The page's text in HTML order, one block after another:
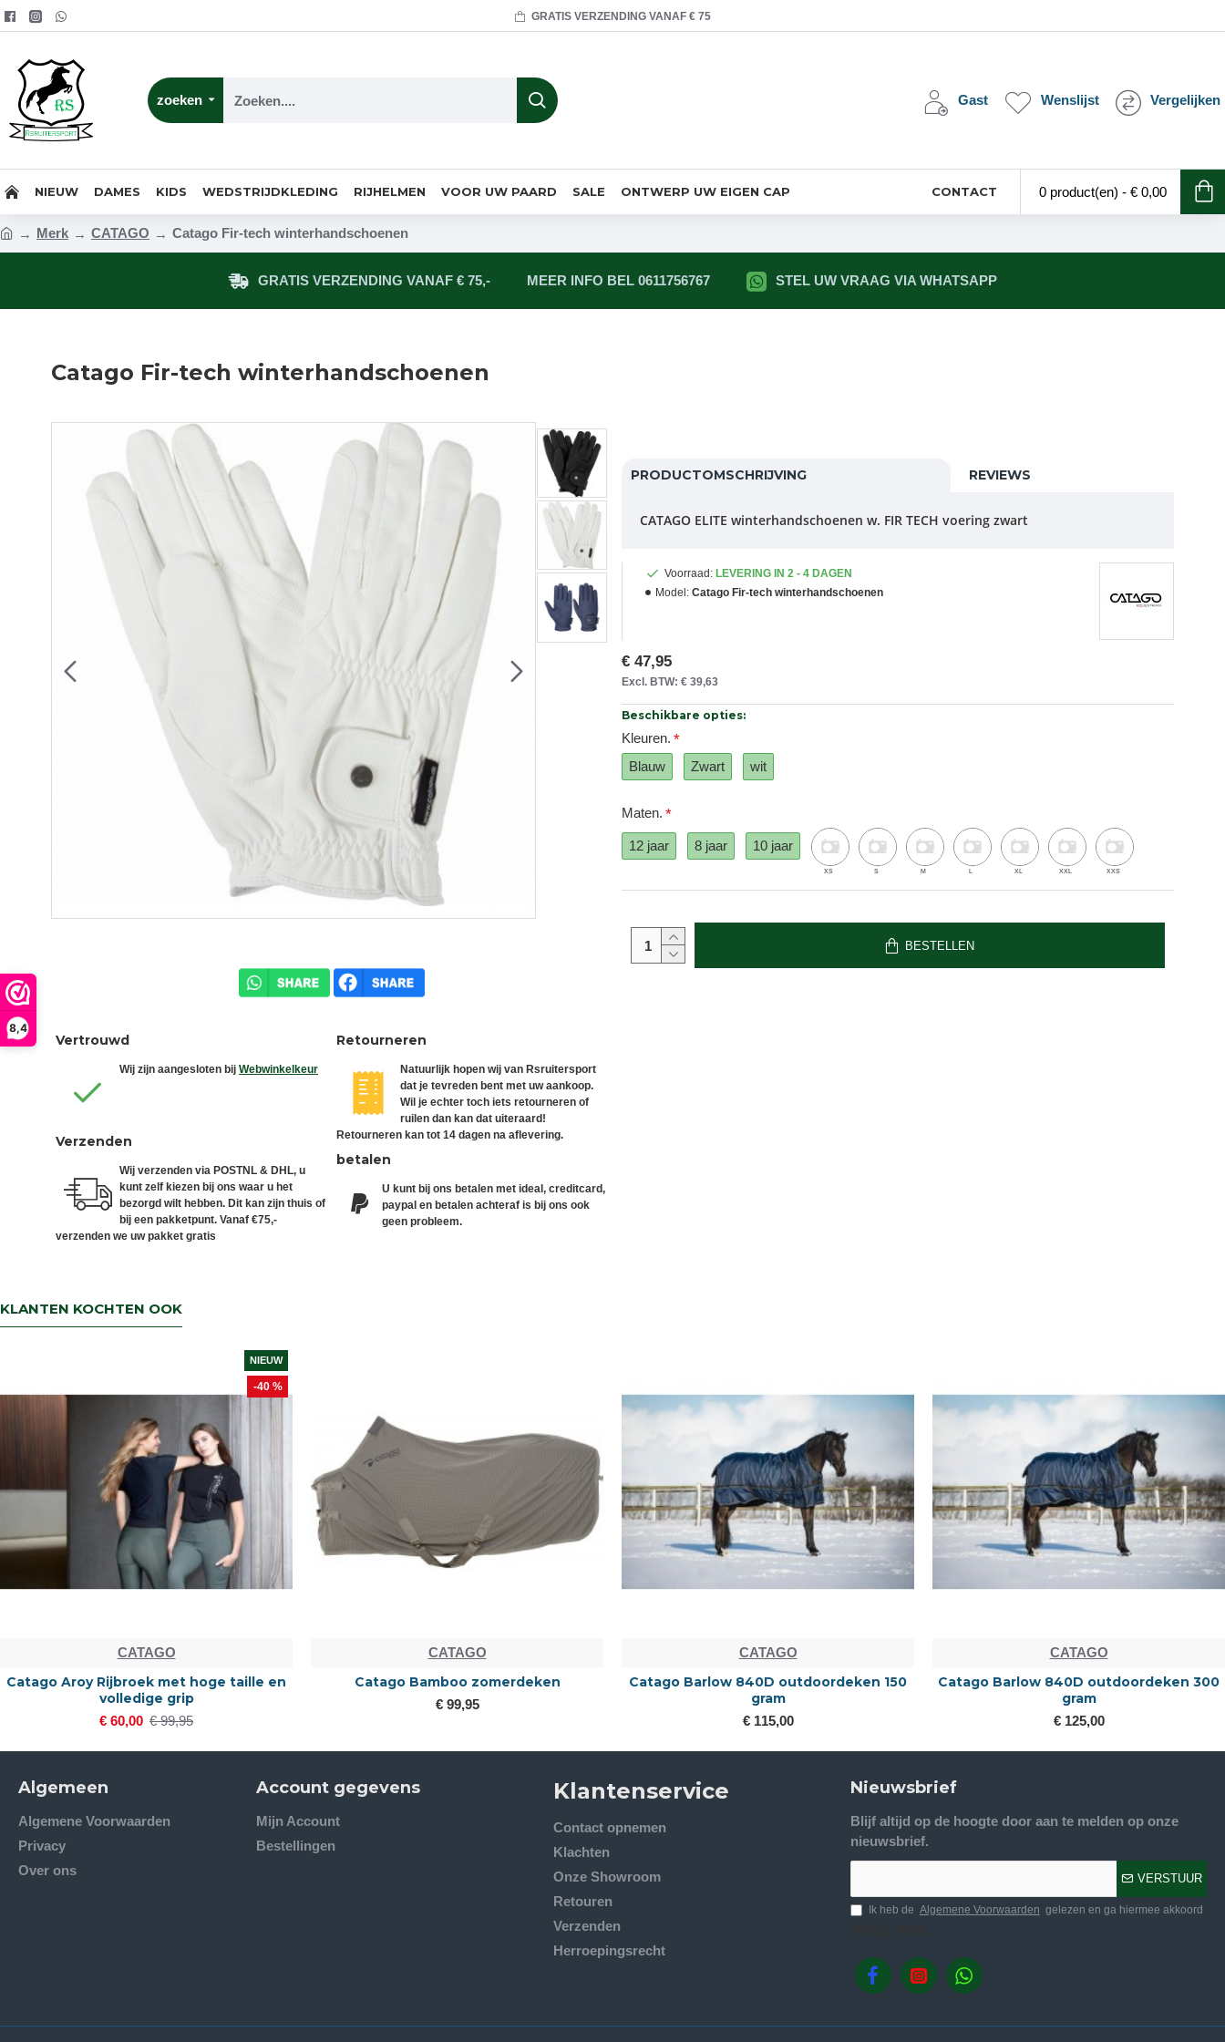
8,4
GRATIS VERZENDING VANAF € 75
zoeken Gast Wenslijst Vergelijken
NIEUW DAMES KIDS WEDSTRIJDKLEDING RIJHELMEN VOOR UW PAARD SALE ONTWERP UW EIGEN CAP CONTACT 0 product(en) - € 0,00
Merk CATAGO Catago Fir-tech winterhandschoenen
GRATIS VERZENDING VANAF € 75,- MEER INFO BEL 0611756767 STEL UW VRAAG VIA WHATSAPP
Catago Fir-tech winterhandschoenen
Vertrouwd
Wij zijn aangesloten bij Webwinkelkeur
Verzenden
Wij verzenden via POSTNL & DHL, u
kunt zelf kiezen bij ons waar u het
bezorgd wilt hebben. Dit kan zijn thuis of
bij een pakketpunt. Vanaf €75,-
verzenden we uw pakket gratis
Retourneren
Natuurlijk hopen wij van Rsruitersport
dat je tevreden bent met uw aankoop.
Wil je echter toch iets retourneren of
ruilen dan kan dat uiteraard!
Retourneren kan tot 14 dagen na aflevering.
betalen
U kunt bij ons betalen met ideal, creditcard,
paypal en betalen achteraf is bij ons ook
geen probleem.
PRODUCTOMSCHRIJVING REVIEWS
CATAGO ELITE winterhandschoenen w. FIR TECH voering zwart
Voorraad: LEVERING IN 2 - 4 DAGEN
Model: Catago Fir-tech winterhandschoenen
€ 47,95
Excl. BTW: € 39,63
Beschikbare opties:
Kleuren.
Blauw
Zwart wit
Maten.
12 jaar 8 jaar 10 jaar
XS S M L XL XXL XXS
BESTELLEN
KLANTEN KOCHTEN OOK
NIEUW
-25 %
CATAGO
Catago bella Puffer jacket
€ 75,00 € 99,95
CATAGO
Catago Body shield
€ 85,00
CATAGO
Catago captas
€ 23,95
CATAGO
catago diamond springschoenen
€ 15,00 € 42,35
Algemeen
Algemene Voorwaarden
Privacy
Over ons
Account gegevens
Mijn Account
Bestellingen
Klantenservice
Contact opnemen
Klachten
Onze Showroom
Retouren
Verzenden
Herroepingsrecht
Nieuwsbrief
Blijf altijd op de hoogte door aan te melden op onze
nieuwsbrief.
VERSTUUR
Ik heb de Algemene Voorwaarden gelezen en ga hiermee akkoord